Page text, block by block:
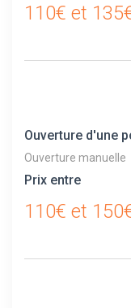
110€ et
Ouverture d'une
Ouverture manuelle
Prix entre
110€ et